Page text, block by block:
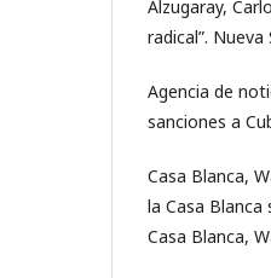
Alzugaray,
radical”.
Agencia de
sanciones a
Casa Blanca,
la Casa Blanca
Casa Blanca,